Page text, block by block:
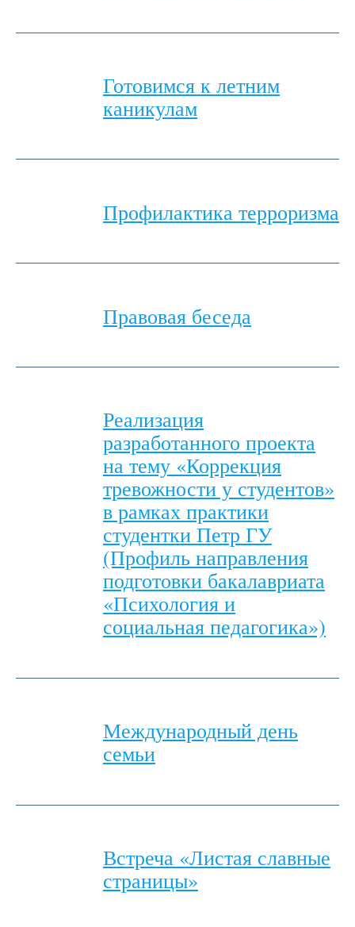
Готовимся к летним
каникулам
Профилактика терроризма
Правовая беседа
Реализация
разработанного проекта
на тему «Коррекция
тревожности у студентов»
в рамках практики
студентки Петр ГУ
(Профиль направления
подготовки бакалавриата
«Психология и
социальная педагогика»)
Международный день
семьи
Встреча «Листая славные
страницы»